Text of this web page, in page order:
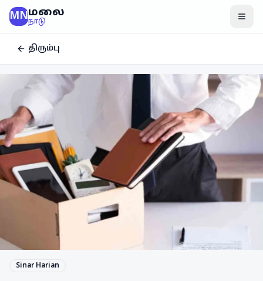
MNமலை
நாடு
திரும்பு
Sinar Harian